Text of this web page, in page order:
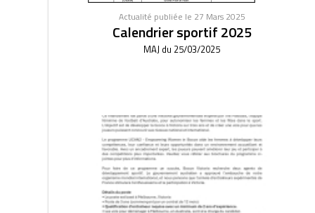
Actualité publiée le 27 Mars 2025
Calendrier sportif 2025
MAJ du 25/03/2025